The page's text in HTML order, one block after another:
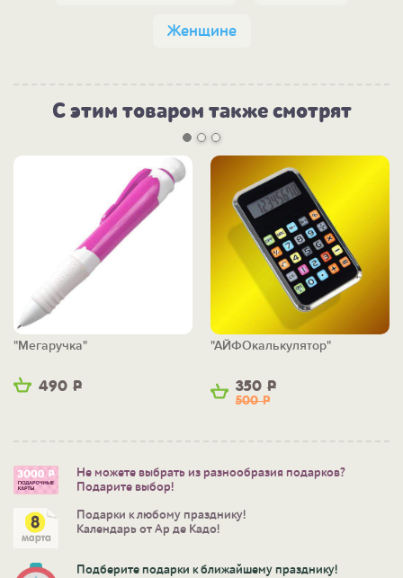
Женщине
С этим товаром также смотрят
490 Р
"Мегаручка"
350 Р
500Р
"АЙФОкалькулятор"
Не можете выбрать из разнообразия подарков?
Подарите выбор!
Подарки к любому празднику!
Календарь от Ар де Кадо!
Подберите подарки к ближайшему празднику!